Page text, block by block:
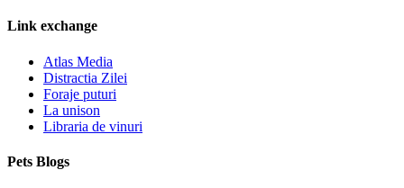
Link exchange
Atlas Media
Distractia Zilei
Foraje puturi
La unison
Libraria de vinuri
Pets Blogs